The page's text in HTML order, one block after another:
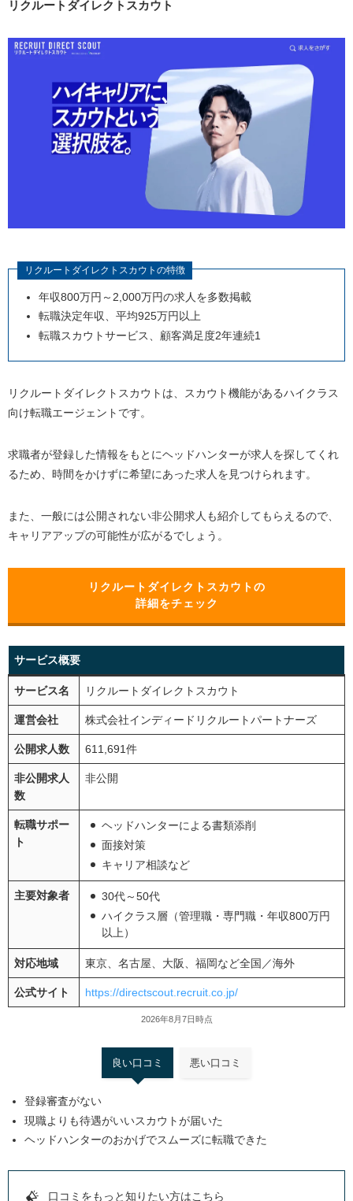
リクルートダイレクトスカウト
リクルートダイレクトスカウトの特徴
年収800万円～ 2,000万円の求人を多数掲載
転職決定年収、平均925万円以上
転職スカウトサービス、顧客満足度2年連続1
リクルートダイレクトスカウトは、スカウト機能があるハイクラス
向け転職エージェントです。
求職者が登録した情報をもとにヘッドハンターが求人を探してくれ
るため、時間をかけずに希望にあった求人を見つけられます。
また、一般には公開されない非公開求人も紹介してもらえるので、
キャリアアップの可能性が広がるでしょう。
リクルートダイレクトスカウトの
詳細をチェック
サービス概要
サービス名 リクルートダイレクトスカウト
運営会社 株式会社インディードリクルートパートナーズ
公開求人数 611,691件
非公開求人
数
非公開
転職サポー
ト
ヘッドハンターによる書類添削
面接対策
キャリア相談など
主要対象者
30代～50代
ハイクラス層（管理職・専門職・年収800万円
以上）
対応地域 東京、名古屋、大阪、福岡など全国／海外
公式サイト https://directscout.recruit.co.jp/
2026年8月7日時点
良い口コミ 悪い口コミ
登録審査がない
現職よりも待遇がいいスカウトが届いた
ヘッドハンターのおかげでスムーズに転職できた
口コミをもっと知りたい方はこちら